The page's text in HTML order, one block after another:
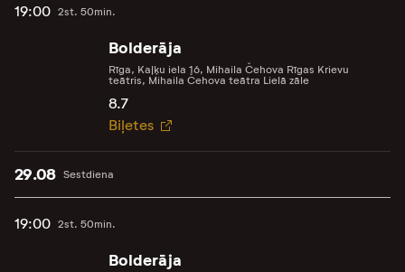
19:00 2st. 50min.
Bolderāja
Rīga, Kaļķu iela 16, Mihaila Čehova Rīgas Krievu
teātris, Mihaila Čehova teātra Lielā zāle
8.7
Biļetes
Sestdiena
29.08
19:00 2st. 50min.
Bolderāja